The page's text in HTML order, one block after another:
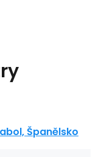
Španělsko